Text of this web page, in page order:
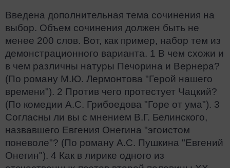
Введена дополнительная тема сочинения на
выбор. Объем сочинения должен быть не
менее 200 слов. Вот, как пример, набор тем из
демонстрационного варианта. 1 В чем схожи и
в чем различны натуры Печорина и Вернера?
(По роману М.Ю. Лермонтова "Герой нашего
времени"). 2 Против чего протестует Чацкий?
(По комедии А.С. Грибоедова "Горе от ума"). 3
Согласны ли вы с мнением В.Г. Белинского,
назвавшего Евгения Онегина "эгоистом
поневоле"? (По роману А.С. Пушкина "Евгений
Онегин"). 4 Как в лирике одного из